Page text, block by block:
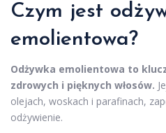
Czym jest
emolientowa?
Odżywka emolientowa to
zdrowych i pięknych włosów.
olejach, woskach i parafinach,
odżywienie.